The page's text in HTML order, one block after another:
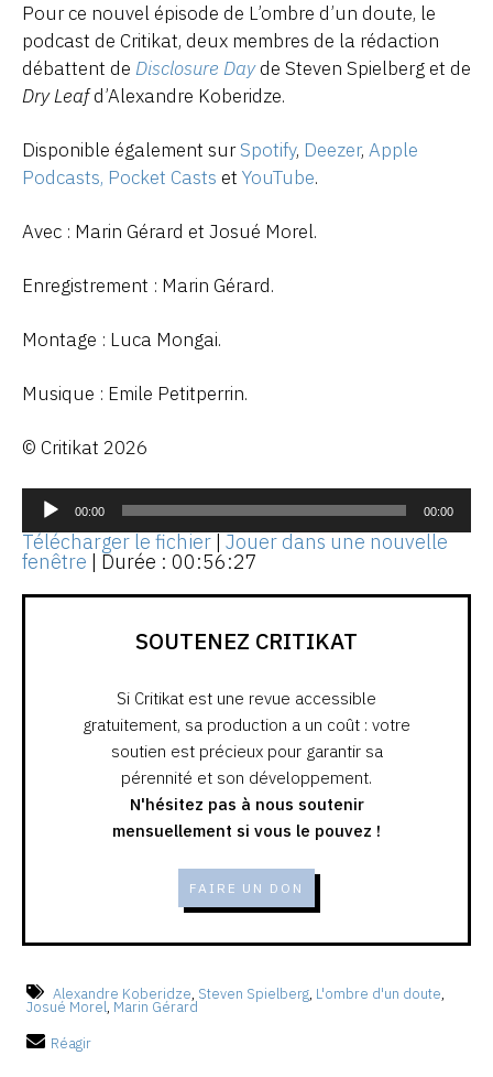
Pour ce nouvel épisode de L’ombre d’un doute, le
podcast de Critikat, deux membres de la rédaction
débattent de Disclosure Dayde Steven Spielberg et de
Dry Leafd’Alexandre Koberidze.
Disponible également surSpotify, Deezer, Apple
Podcasts, Pocket Casts et YouTube.
Avec : Marin Gérard et Josué Morel.
Enregistrement : Marin Gérard.
Montage : Luca Mongai.
Musique : Emile Petitperrin.
© Critikat 2026
Lecteur
audio
00:00 00:00
Télécharger le fichier | Jouer dans une nouvelle
fenêtre | Durée : 00:56:27
SOUTENEZ CRITIKAT
Si Critikat est une revue accessible
gratuitement, sa production a un coût : votre
soutien est précieux pour garantir sa
pérennité et son développement.
N'hésitez pas à nous soutenir
mensuellement si vous le pouvez !
FAIRE UN DON
Alexandre Koberidze, Steven Spielberg, L'ombre d'un doute,
Josué Morel, Marin Gérard
Réagir